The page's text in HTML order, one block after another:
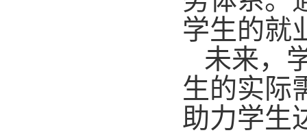
学生的就
未来，
生的实际
助力学生